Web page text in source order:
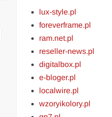
lux-style.pl
foreverframe.pl
ram.net.pl
reseller-news.pl
digitalbox.pl
e-bloger.pl
localwire.pl
wzoryikolory.pl